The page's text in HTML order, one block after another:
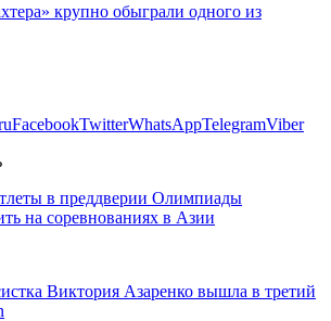
крупно обыграли одного из
FacebookTwitterWhatsAppTelegramViber
в преддверии Олимпиады
на соревнованиях в Азии
Виктория Азаренко вышла в третий